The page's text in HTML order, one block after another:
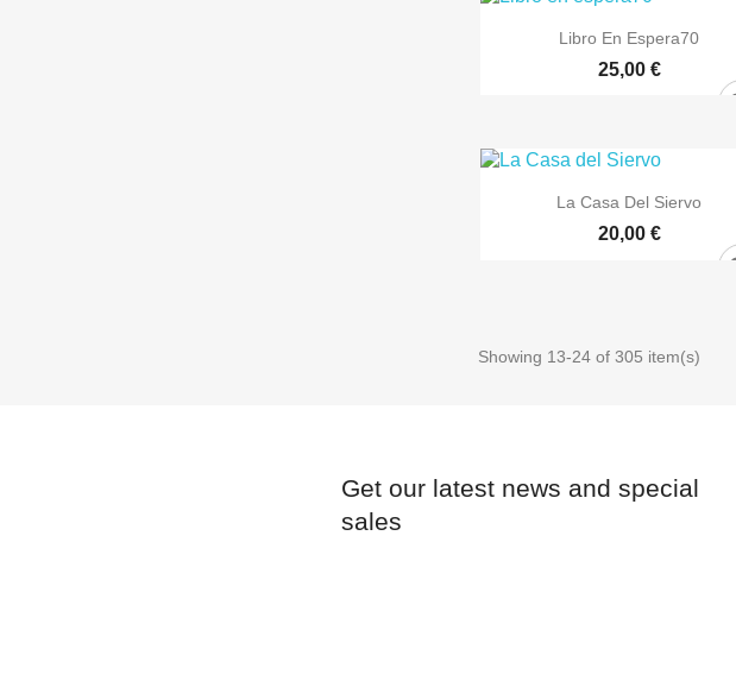
 Bista azkarra
Libro En Espera70
25,00 €
 Bista azkarra
La Casa Del Siervo
20,00 €
Showing 13-24 of 305 item(s)
Get our latest news and special
sales